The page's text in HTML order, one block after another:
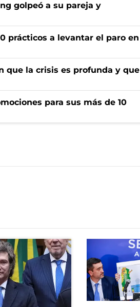
golpeó a su pareja y
prácticos a levantar el paro en
que la crisis es profunda y que
para sus más de 10